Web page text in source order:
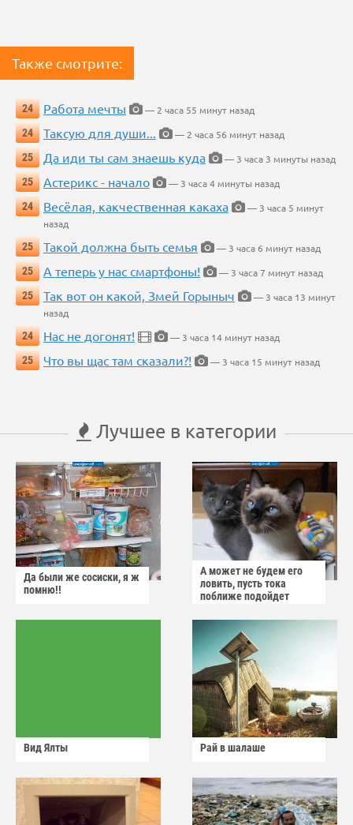
Также смотрите:
24 Работа мечты
— 2 часа 55 минут назад
24
Таксую для души...
— 2 часа 56 минут назад
25
Да иди ты сам знаешь куда
— 3 часа 3 минуты назад
25
Астерикс - начало
— 3 часа 4 минуты назад
24
Весёлая, какчественная какаха
— 3 часа 5 минут
назад
25
Такой должна быть семья
— 3 часа 6 минут назад
25
А теперь у нас смартфоны!
— 3 часа 7 минут назад
25
Так вот он какой, Змей Горыныч
— 3 часа 13 минут
назад
24
Нас не догонят!
— 3 часа 14 минут назад
25
Что вы щас там сказали?! — 3 часа 15 минут назад
Лучшее в категории
Да были же сосиски, я ж
помню!!
А может не будем его
ловить, пусть тока
поближе подойдет
Вид Ялты Рай в шалаше